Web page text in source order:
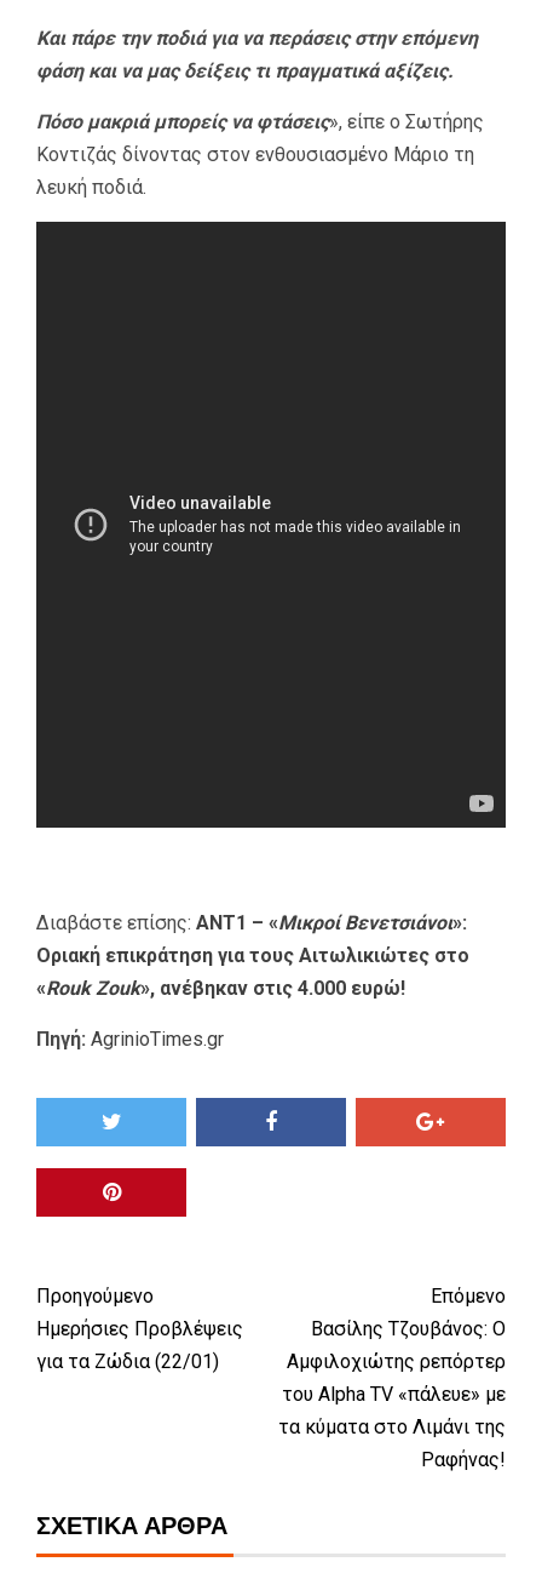
Και πάρε την ποδιά για να περάσεις στην επόμενη
φάση και να μας δείξεις τι πραγματικά αξίζεις.
Πόσο μακριά μπορείς να φτάσεις», είπε ο Σωτήρης
Κοντιζάς δίνοντας στον ενθουσιασμένο Μάριο τη
λευκή ποδιά.
Διαβάστε επίσης: ΑΝΤ1 – «Μικροί Βενετσιάνοι»:
Οριακή επικράτηση για τους Αιτωλικιώτες στο
«Rouk Zouk», ανέβηκαν στις 4.000 ευρώ!
Πηγή: AgrinioTimes.gr
Προηγούμενο
Ημερήσιες Προβλέψεις
για τα Ζώδια (22/01)
Επόμενο
Βασίλης Τζουβάνος: Ο
Αμφιλοχιώτης ρεπόρτερ
του Alpha TV «πάλευε» με
τα κύματα στο Λιμάνι της
Ραφήνας!
ΣΧΕΤΙΚΆ ΆΡΘΡΑ